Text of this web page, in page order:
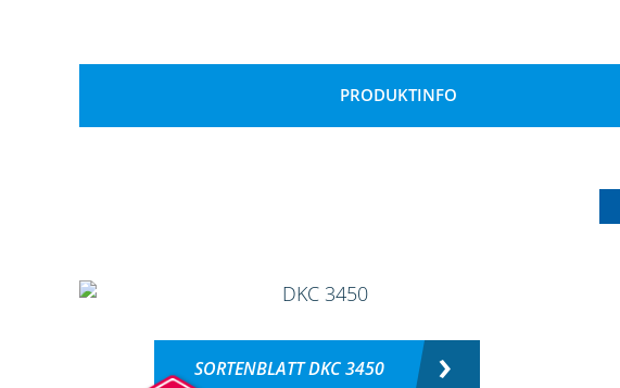
PRODUKTINFO
SORTENBLATT DKC 3450